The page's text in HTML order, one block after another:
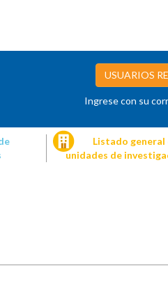
USUARIOS
Ingrese con su
Listado general
unidades de